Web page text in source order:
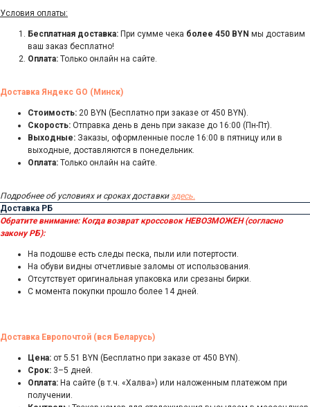
Условия оплаты:
Бесплатная доставка: При сумме чека более 450 BYN мы доставим
ваш заказ бесплатно!
Оплата: Только онлайн на сайте.
Доставка Яндекс GO (Минск)
Стоимость: 20 BYN (Бесплатно при заказе от 450 BYN).
Скорость: Отправка день в день при заказе до 16:00 (Пн-Пт).
Выходные: Заказы, оформленные после 16:00 в пятницу или в
выходные, доставляются в понедельник.
Оплата: Только онлайн на сайте.
Подробнее об условиях и сроках доставки здесь.
Доставка РБ
Обратите внимание: Когда возврат кроссовок НЕВОЗМОЖЕН (согласно
закону РБ):
На подошве есть следы песка, пыли или потертости.
На обуви видны отчетливые заломы от использования.
Отсутствует оригинальная упаковка или срезаны бирки.
С момента покупки прошло более 14 дней.
Доставка Европочтой (вся Беларусь)
Цена: от 5.51 BYN (Бесплатно при заказе от 450 BYN).
Срок: 3–5 дней.
Оплата: На сайте (в т.ч. «Халва») или наложенным платежом при
получении.